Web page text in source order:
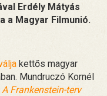
Erdély Mátyás
a Magyar Filmunió.
kettős magyar
Mundruczó Kornél
Frankenstein-terv